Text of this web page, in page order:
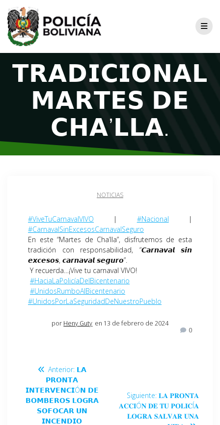
𝗧𝗥𝗔𝗗𝗜𝗖𝗜𝗢𝗡𝗔𝗟
𝗠𝗔𝗥𝗧𝗘𝗦 𝗗𝗘
𝗖𝗛𝗔’𝗟𝗟𝗔.
NOTICIAS
#ViveTuCarnavalVIVO | #Nacional |
#CarnavalSinExcesosCarnavalSeguro
En este “Martes de Cha’lla”, disfrutemos de esta
tradición con responsabilidad, “𝘾𝙖𝙧𝙣𝙖𝙫𝙖𝙡 𝙨𝙞𝙣
𝙚𝙭𝙘𝙚𝙨𝙤𝙨, 𝙘𝙖𝙧𝙣𝙖𝙫𝙖𝙡 𝙨𝙚𝙜𝙪𝙧𝙤”.
Y recuerda…¡Vive tu carnaval VIVO!
#HaciaLaPolicíaDelBicentenario
#UnidosRumboAlBicentenario
#UnidosPorLaSeguridadDeNuestroPueblo
por Heny Guty en 13 de febrero de 2024
0
Anterior: 𝗟𝗔
𝗣𝗥𝗢𝗡𝗧𝗔
𝗜𝗡𝗧𝗘𝗥𝗩𝗘𝗡𝗖𝗜Ó𝗡 𝗗𝗘
𝗕𝗢𝗠𝗕𝗘𝗥𝗢𝗦 𝗟𝗢𝗚𝗥𝗔
𝗦𝗢𝗙𝗢𝗖𝗔𝗥 𝗨𝗡
𝗜𝗡𝗖𝗘𝗡𝗗𝗜𝗢
Siguiente: 𝐋𝐀 𝐏𝐑𝐎𝐍𝐓𝐀
𝐀𝐂𝐂𝐈Ó𝐍 𝐃𝐄 𝐓𝐔 𝐏𝐎𝐋𝐈𝐂Í𝐀
𝐋𝐎𝐆𝐑𝐀 𝐒𝐀𝐋𝐕𝐀𝐑 𝐔𝐍𝐀